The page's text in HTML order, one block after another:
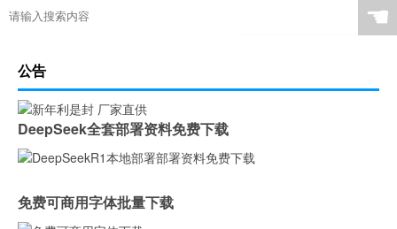
☚
公告
DeepSeek全套部署资料免费下载
免费可商用字体批量下载